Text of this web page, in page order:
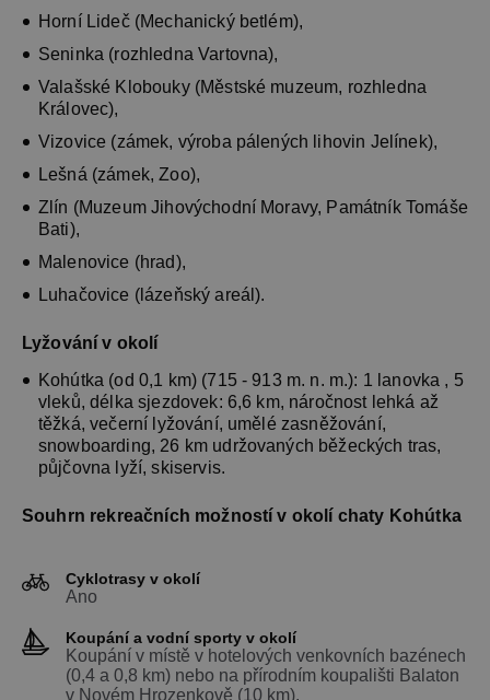
Horní Lideč (Mechanický betlém),
Seninka (rozhledna Vartovna),
Valašské Klobouky (Městské muzeum, rozhledna
Královec),
Vizovice (zámek, výroba pálených lihovin Jelínek),
Lešná (zámek, Zoo),
Zlín (Muzeum Jihovýchodní Moravy, Památník Tomáše
Bati),
Malenovice (hrad),
Luhačovice (lázeňský areál).
Lyžování v okolí
Kohútka (od 0,1 km) (715 - 913 m. n. m.): 1 lanovka , 5
vleků, délka sjezdovek: 6,6 km, náročnost lehká až
těžká, večerní lyžování, umělé zasněžování,
snowboarding, 26 km udržovaných běžeckých tras,
půjčovna lyží, skiservis.
Souhrn rekreačních možností v okolí chaty Kohútka
Cyklotrasy v okolí
Ano
Koupání a vodní sporty v okolí
Koupání v místě v hotelových venkovních bazénech
(0,4 a 0,8 km) nebo na přírodním koupališti Balaton
v Novém Hrozenkově (10 km).